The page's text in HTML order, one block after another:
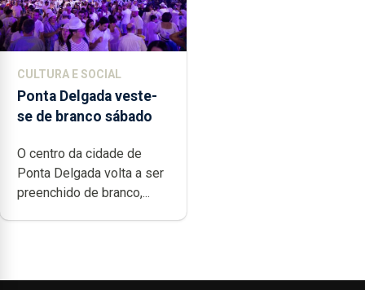
CULTURA E SOCIAL
Ponta Delgada veste-
se de branco sábado
O centro da cidade de
Ponta Delgada volta a ser
preenchido de branco,...